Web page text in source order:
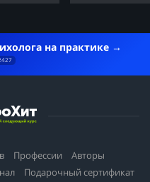
на практике
Профессии
Авторы
Подарочный сертификат